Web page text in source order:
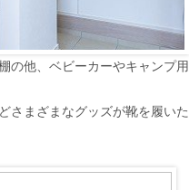
の他、ベビーカーやキャンプ用
さまざまなグッズが靴を履いた